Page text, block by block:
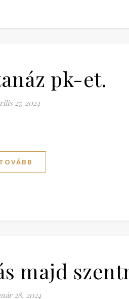
pk-et.
27, 2024
TOVÁBB
majd
28, 2024